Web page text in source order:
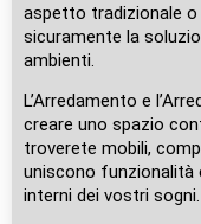
aspetto tradizionale
sicuramente la
ambienti.
L’Arredamento e
creare uno spazio
troverete mobili,
uniscono funzionalità
interni dei vostri sogni.